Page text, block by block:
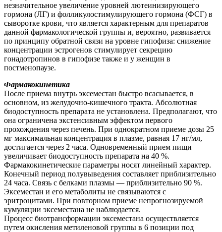
незначительное увеличение уровней лютеинизирующего
гормона (ЛГ) и фолликулостимулирующего гормона (ФСГ) в
сыворотке крови, что является характерным для препаратов
данной фармакологической группы и, вероятно, развивается
по принципу обратной связи на уровне гипофиза: снижение
концентрации эстрогенов стимулирует секрецию
гонадотропинов в гипофизе также и у женщин в
постменопаузе.
Фармакокинетика
После приема внутрь эксеместан быстро всасывается, в
основном, из желудочно-кишечного тракта. Абсолютная
биодоступность препарата не установлена. Предполагают, что
она ограничена экстенсивным эффектом первого
прохождения через печень. При однократном приеме дозы 25
мг максимальная концентрация в плазме, равная 17 нг/мл,
достигается через 2 часа. Одновременный прием пищи
увеличивает биодоступность препарата на 40 %.
Фармакокинетические параметры носят линейный характер.
Конечный период полувыведения составляет приблизительно
24 часа. Связь с белками плазмы — приблизительно 90 %.
Эксеместан и его метаболиты не связываются с
эритроцитами. При повторном приеме непрогнозируемой
кумуляции эксеместана не наблюдается.
Процесс биотрансформации эксеместана осуществляется
путем окисления метиленовой группы в 6 позиции под